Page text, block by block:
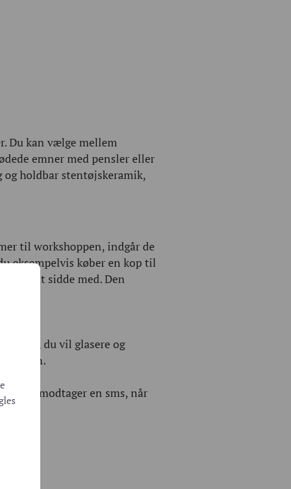
Du kan vælge mellem
emner med pensler eller
holdbar stentøjskeramik,
til workshoppen, indgår de
eksempelvis køber en kop til
at sidde med. Den
du vil glasere og
Du modtager en sms, når